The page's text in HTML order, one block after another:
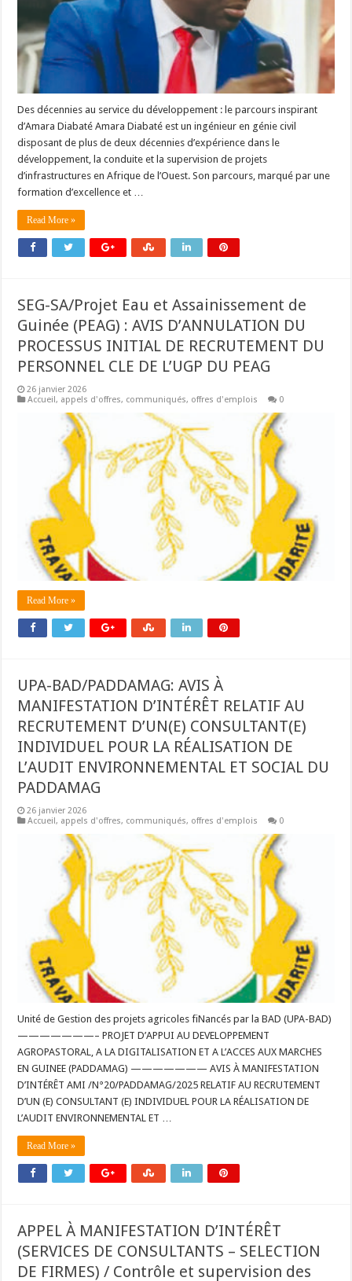
Des décennies au service du développement : le parcours inspirant
d’Amara Diabaté Amara Diabaté est un ingénieur en génie civil
disposant de plus de deux décennies d’expérience dans le
développement, la conduite et la supervision de projets
d’infrastructures en Afrique de l’Ouest. Son parcours, marqué par une
formation d’excellence et …
Read More »
SEG-SA/Projet Eau et Assainissement de
Guinée (PEAG) : AVIS D’ANNULATION DU
PROCESSUS INITIAL DE RECRUTEMENT DU
PERSONNEL CLE DE L’UGP DU PEAG
26 janvier 2026
Accueil, appels d'offres, communiqués, offres d'emplois 0
Read More »
UPA-BAD/PADDAMAG: AVIS À
MANIFESTATION D’INTÉRÊT RELATIF AU
RECRUTEMENT D’UN(E) CONSULTANT(E)
INDIVIDUEL POUR LA RÉALISATION DE
L’AUDIT ENVIRONNEMENTAL ET SOCIAL DU
PADDAMAG
26 janvier 2026
Accueil, appels d'offres, communiqués, offres d'emplois 0
Unité de Gestion des projets agricoles fiNancés par la BAD (UPA-BAD)
———————– PROJET D’APPUI AU DEVELOPPEMENT
AGROPASTORAL, A LA DIGITALISATION ET A L’ACCES AUX MARCHES
EN GUINEE (PADDAMAG) ——————— AVIS À MANIFESTATION
D’INTÉRÊT AMI /N°20/PADDAMAG/2025 RELATIF AU RECRUTEMENT
D’UN (E) CONSULTANT (E) INDIVIDUEL POUR LA RÉALISATION DE
L’AUDIT ENVIRONNEMENTAL ET …
Read More »
APPEL À MANIFESTATION D’INTÉRÊT
(SERVICES DE CONSULTANTS – SELECTION
DE FIRMES) / Contrôle et supervision des